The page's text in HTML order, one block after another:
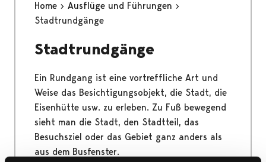
Home
Ausflüge und Führungen
Stadtrundgänge
Stadtrundgänge
Ein Rundgang ist eine vortreffliche Art und
Weise das Besichtigungsobjekt, die Stadt, die
Eisenhütte usw. zu erleben. Zu Fuß bewegend
sieht man die Stadt, den Stadtteil, das
Besuchsziel oder das Gebiet ganz anders als
aus dem Busfenster.